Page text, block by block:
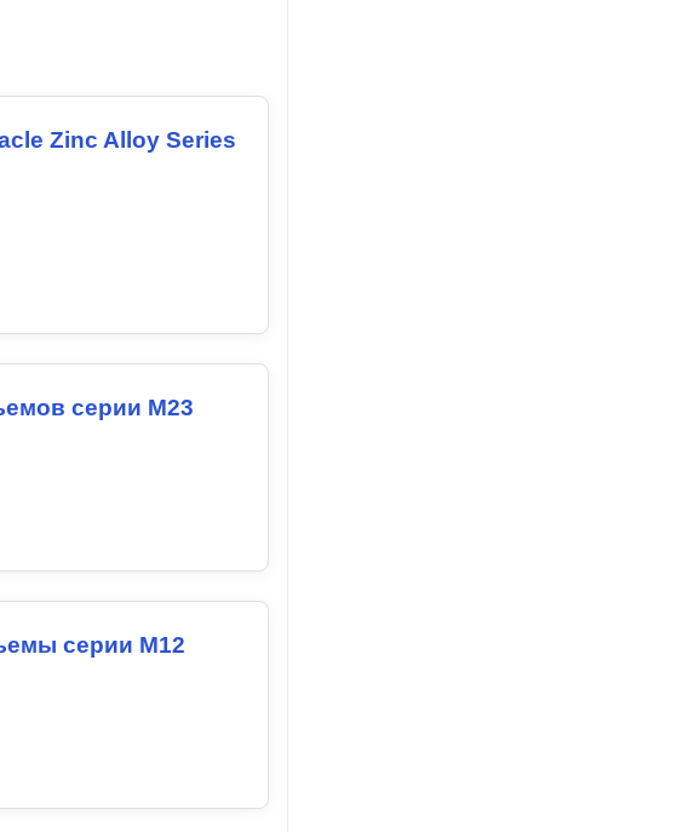
Zinc Alloy Series
серии M23
серии M12